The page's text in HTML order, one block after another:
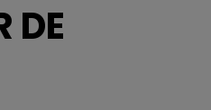
DE